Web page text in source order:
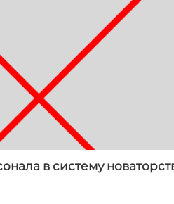
в систему